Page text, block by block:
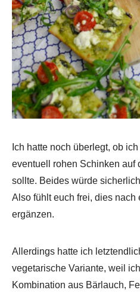
Ich hatte noch überlegt, ob
eventuell rohen Schinken auf
sollte. Beides würde
Also fühlt euch frei, dies nach
ergänzen.
Allerdings hatte ich
vegetarische Variante, weil
Kombination aus Bärlauch,